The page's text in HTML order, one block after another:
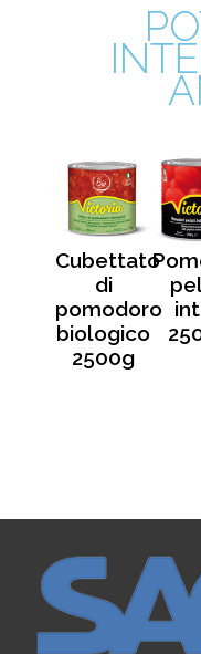
Cubettato
di
pomodoro
biologico
2500g